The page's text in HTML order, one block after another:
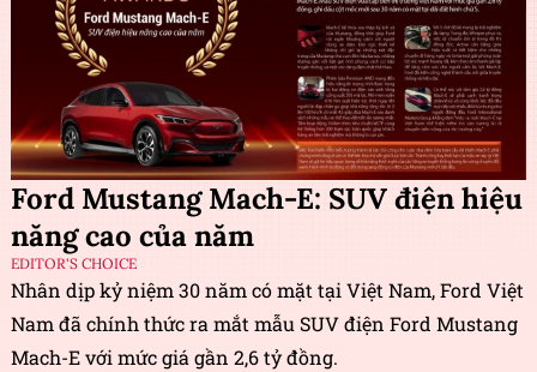
Ford Mustang Mach-E: SUV điện hiệu
năng cao của năm
EDITOR'S CHOICE
Nhân dịp kỷ niệm 30 năm có mặt tại Việt Nam, Ford Việt
Nam đã chính thức ra mắt mẫu SUV điện Ford Mustang
Mach-E với mức giá gần 2,6 tỷ đồng.